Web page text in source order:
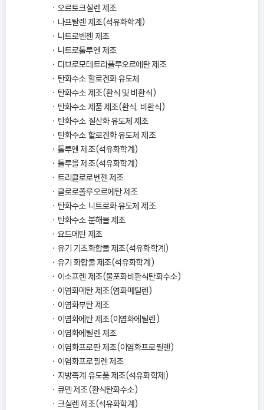
오르토크실렌 제조
나프탈렌 제조(석유화학계)
니트로벤젠 제조
니트로툴루엔 제조
디브로모테트라플루오르에탄 제조
탄화수소 할로겐화 유도체
탄화수소 제조(환식 및 비환식)
탄화수소 제품 제조(환식, 비환식)
탄화수소 질산화 유도체 제조
탄화수소 할로겐화 유도체 제조
톨루엔 제조(석유화학계)
톨루올 제조(석유화학계)
트리클로로벤젠 제조
클로로폴루오르에탄 제조
탄화수소 니트로화 유도체 제조
탄화수소 분해물 제조
요드메탄 제조
유기 기초화합물 제조(석유화학계)
유기 화합물 제조(석유화학계)
이소프렌 제조(불포화비환식탄화수소)
이염화메탄 제조(염화메틸렌)
이염화부탄 제조
이염화에탄 제조(이염화에틸렌)
이염화에틸렌 제조
이염화프로판 제조(이염화프로필렌)
이염화프로필렌 제조
지방족계 유도품 제조(석유화학제)
큐멘 제조(환식탄화수소)
크실렌 제조(석유화학계)